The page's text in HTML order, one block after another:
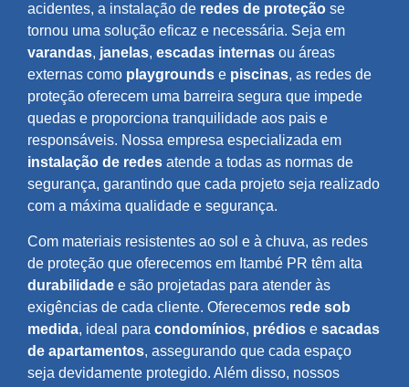
acidentes, a instalação de redes de proteção se
tornou uma solução eficaz e necessária. Seja em
varandas, janelas, escadas internas ou áreas
externas como playgrounds e piscinas, as redes de
proteção oferecem uma barreira segura que impede
quedas e proporciona tranquilidade aos pais e
responsáveis. Nossa empresa especializada em
instalação de redes atende a todas as normas de
segurança, garantindo que cada projeto seja realizado
com a máxima qualidade e segurança.
Com materiais resistentes ao sol e à chuva, as redes
de proteção que oferecemos em Itambé PR têm alta
durabilidade e são projetadas para atender às
exigências de cada cliente. Oferecemos rede sob
medida, ideal para condomínios, prédios e sacadas
de apartamentos, assegurando que cada espaço
seja devidamente protegido. Além disso, nossos